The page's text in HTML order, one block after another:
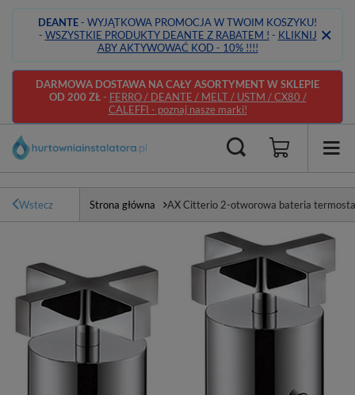
DEANTE- WYJĄTKOWA PROMOCJA W TWOIM KOSZYKU!
- WSZYSTKIE PRODUKTY DEANTE Z RABATEM ! - KLIKNIJ
ABY AKTYWOWAĆ KOD - 10% !!!!
DARMOWA DOSTAWA NA CAŁY ASORTYMENT W SKLEPIE
OD 200 ZŁ- FERRO / DEANTE / MELT / USTM / CX80 /
CALEFFI - poznaj nasze marki!
Wstecz Strona główna AX Citterio 2-otworowa bateria